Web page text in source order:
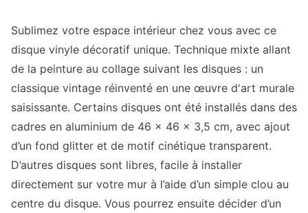
Sublimez votre espace intérieur chez vous avec ce
disque vinyle décoratif unique. Technique mixte allant
de la peinture au collage suivant les disques : un
classique vintage réinventé en une œuvre d'art murale
saisissante. Certains disques ont été installés dans des
cadres en aluminium de 46 x 46 x 3,5 cm, avec ajout
d’un fond glitter et de motif cinétique transparent.
D’autres disques sont libres, facile à installer
directement sur votre mur à l’aide d’un simple clou au
centre du disque. Vous pourrez ensuite décider d’un